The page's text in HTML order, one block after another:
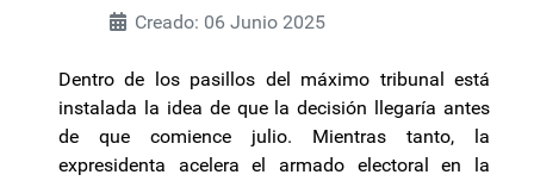
Creado: 06 Junio 2025
Dentro de los pasillos del máximo tribunal está
instalada la idea de que la decisión llegaría antes
de que comience julio. Mientras tanto, la
expresidenta acelera el armado electoral en la